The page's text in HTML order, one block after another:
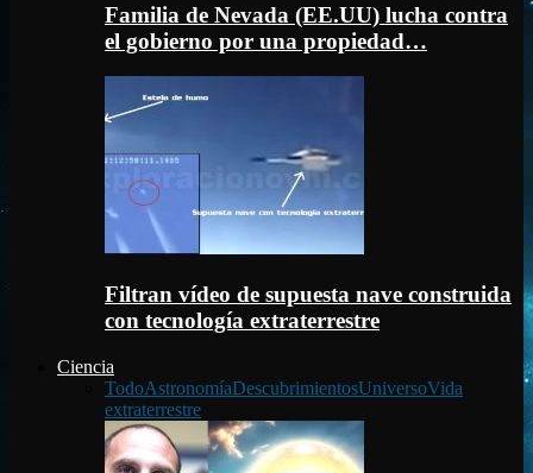
Familia de Nevada (EE.UU) lucha contra
el gobierno por una propiedad…
Filtran vídeo de supuesta nave construida
con tecnología extraterrestre
Ciencia
TodoAstronomíaDescubrimientosUniversoVida
extraterrestre